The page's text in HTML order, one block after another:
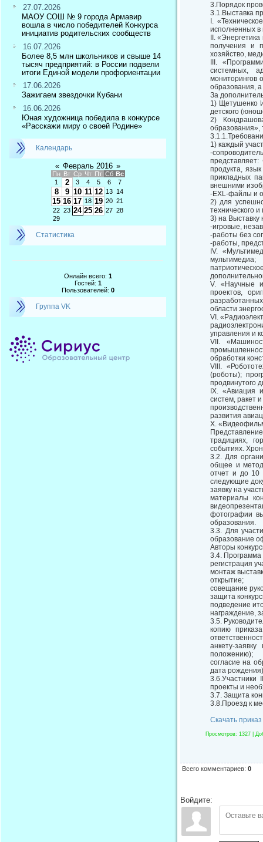
27.07.2026
МАОУ СОШ № 9 города Армавир
вошла в число победителей Конкурса
инициатив родительских сообществ
16.07.2026
Более 8,5 млн школьников и свыше 14
тысяч предприятий: в России подвели
итоги Единой модели профориентации
17.06.2026
Зажигаем звездочки Кубани
16.06.2026
Юная художница победила в конкурсе
«Расскажи миру о своей Родине»
Календарь
« Февраль 2016 »
Пн Вт Ср Чт Пт Сб Вс
1
2 3 4 5 6 7
8 9 10 11 12 13 14
15 16 17 18 19 20 21
22 23 24 25 26 27 28
29
Статистика
Онлайн всего: 1
Гостей: 1
Пользователей: 0
Группа VK
3.Порядок
3.1.Выставка
I.
исполненных в
II.
получения и
хозяйство,
III.
системных,
мониторингов
образования,
За
1) Щетушенко
детского
2)
образования»,
1) каждый
-
продукта,
прикладных
внешними
-EXL-файлы и
2) для
технического
3) на Выставку
-игровые,
-работы без
-работы,
IV.
V. «Научные
проектов,
области
VI.
управления и
VII.
обработки
VIII.
(роботы);
продвинутого
IX. «Авиация
систем, ракет
развития
X.
традициях,
событиях.
3.2. Для
общее и
отчет и до 10
следующие
заявку на
материалы
фотографии
образования.
3.3. Для
образование
Авторы
3.4. Программа
регистрация
монтаж
открытие;
совещание
защита
подведение
награждение,
3.5.
копию
анкету-
положению);
согласие на
дата
3.6.Участники
проекты и
3.7. Защита
3.8.Проезд к
Скачать
Просмотров: 1327 |
Всего комментариев: 0
Войдите: